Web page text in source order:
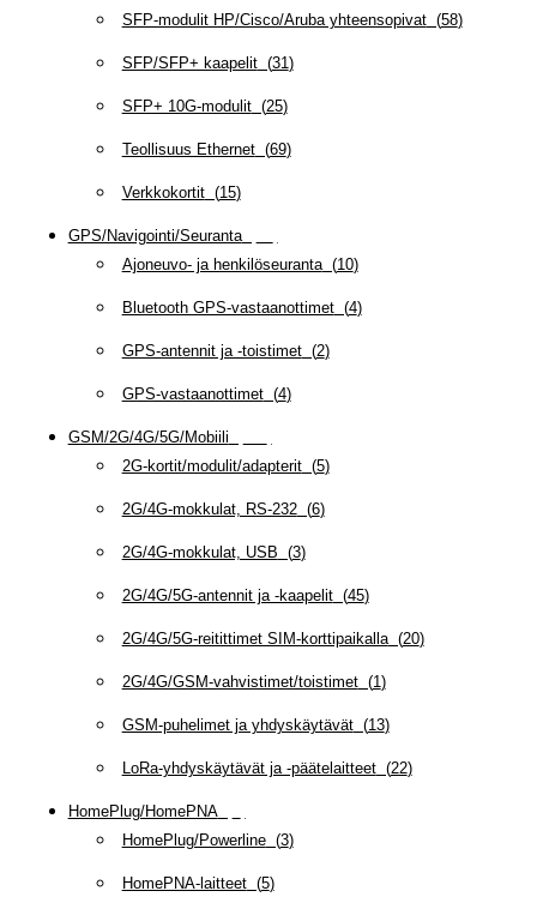
SFP-modulit HP/Cisco/Aruba yhteensopivat(58)
SFP/SFP+ kaapelit(31)
SFP+ 10G-modulit(25)
Teollisuus Ethernet(69)
Verkkokortit(15)
GPS/Navigointi/Seuranta(
Ajoneuvo- ja henkilöseuranta(10)
Bluetooth GPS-vastaanottimet(4)
GPS-antennit ja -toistimet(2)
GPS-vastaanottimet(4)
GSM/2G/4G/5G/Mobiili
2G-kortit/modulit/adapterit(5)
2G/4G-mokkulat, RS-232(6)
2G/4G-mokkulat, USB (3)
2G/4G/5G-antennit ja -kaapelit(45)
2G/4G/5G-reitittimet SIM-korttipaikalla(20)
2G/4G/GSM-vahvistimet/toistimet(1)
GSM-puhelimet ja yhdyskäytävät(13)
LoRa-yhdyskäytävät ja -päätelaitteet(22)
HomePlug/HomePNA(
HomePlug/Powerline(3)
HomePNA-laitteet(5)